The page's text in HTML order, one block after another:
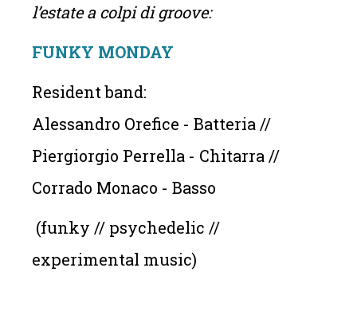
l’estate a colpi di groove:
FUNKY MONDAY
Resident band:
Alessandro Orefice - Batteria //
Piergiorgio Perrella - Chitarra //
Corrado Monaco - Basso
(funky // psychedelic //
experimental music)